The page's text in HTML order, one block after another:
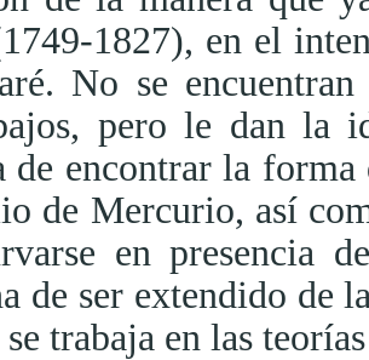
1827), en el
No se
pero le dan la
de encontrar la
de Mercurio, así
en presencia
de ser extendido de
trabaja en las